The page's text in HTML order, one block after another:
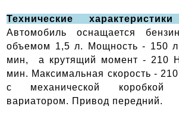
Технические
Автомобиль оснащается
объемом 1,5 л. Мощность - 150
мин,  а крутящий момент - 210
мин. Максимальная скорость -
с механической коробкой
вариатором. Привод передний.